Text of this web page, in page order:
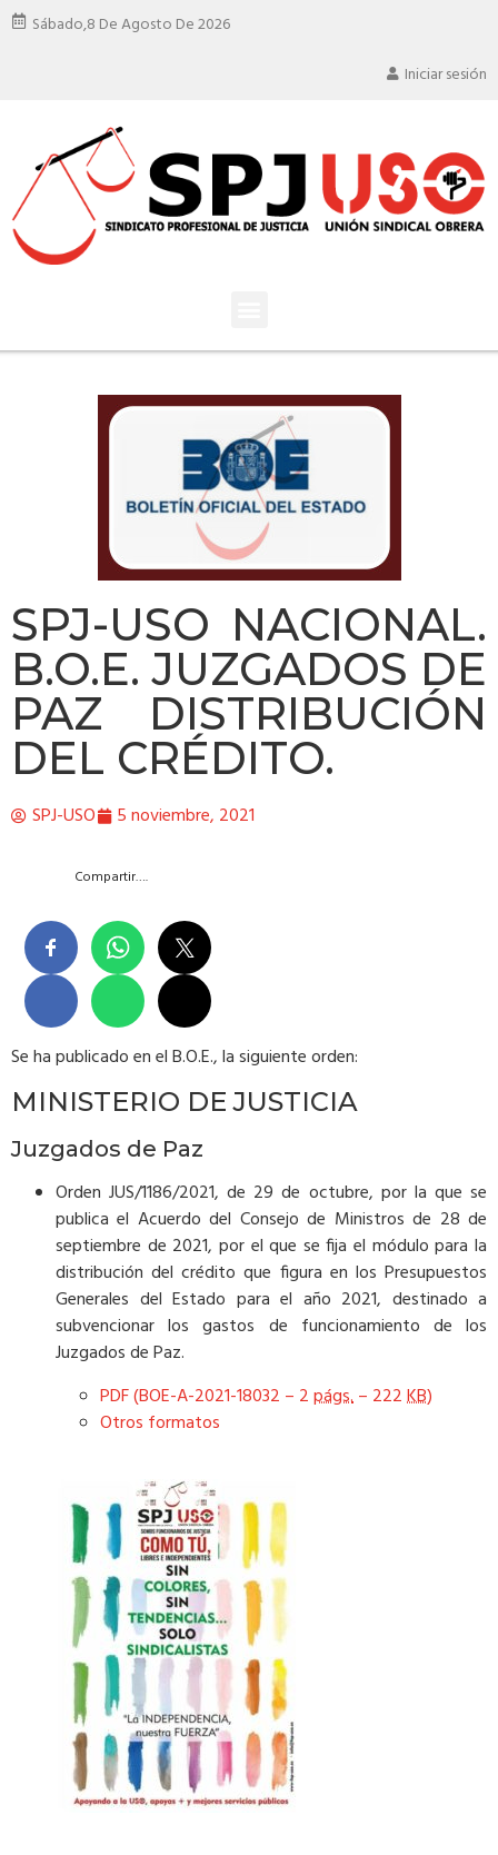
Sábado,8 De Agosto De 2026
Iniciar sesión
SPJ-USO NACIONAL.
B.O.E. JUZGADOS DE
PAZ DISTRIBUCIÓN
DEL CRÉDITO.
SPJ-USO 5 noviembre, 2021
Compartir….
Se ha publicado en el B.O.E., la siguiente orden:
MINISTERIO DE JUSTICIA
Juzgados de Paz
Orden JUS/1186/2021, de 29 de octubre, por la que se
publica el Acuerdo del Consejo de Ministros de 28 de
septiembre de 2021, por el que se fija el módulo para la
distribución del crédito que figura en los Presupuestos
Generales del Estado para el año 2021, destinado a
subvencionar los gastos de funcionamiento de los
Juzgados de Paz.
PDF (BOE-A-2021-18032 – 2págs.– 222KB)
Otros formatos